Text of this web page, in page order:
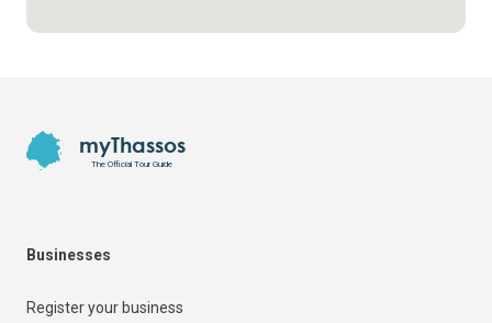
myThassos
The Official Tour Guide
Businesses
Register your business